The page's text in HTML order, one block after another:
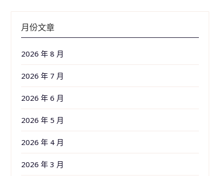
月份文章
2026 年 8 月
2026 年 7 月
2026 年 6 月
2026 年 5 月
2026 年 4 月
2026 年 3 月